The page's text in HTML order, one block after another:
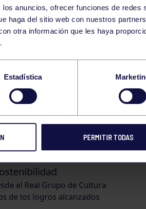
anuncios, ofrecer funciones de redes
haga del sitio web con nuestros
otra información que les haya
Estadística
PERMITIR TODAS
el Real Grupo de Cultura
de los logros alcanzados